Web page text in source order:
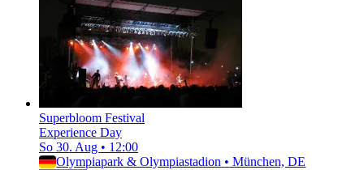
Superbloom Festival
Experience Day
So 30. Aug • 12:00
Olympiapark & Olympiastadion • München, DE